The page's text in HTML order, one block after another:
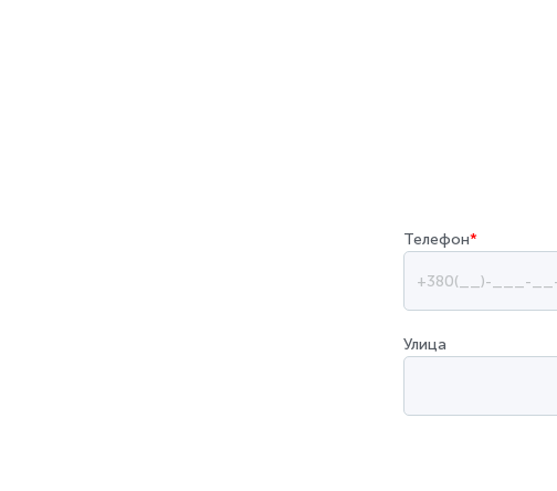
Телефон*
Улица